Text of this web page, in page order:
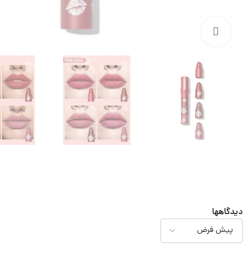
دیدگاهها